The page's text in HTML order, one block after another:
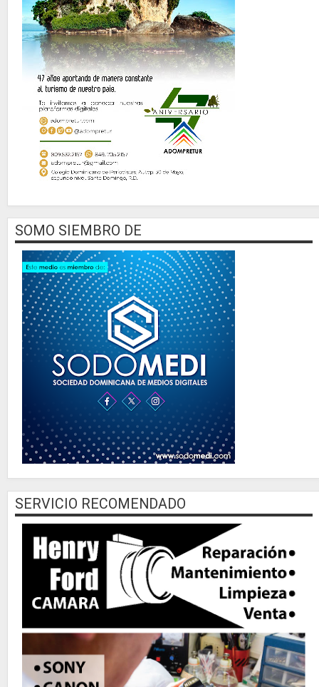
SOMO SIEMBRO DE
SERVICIO RECOMENDADO